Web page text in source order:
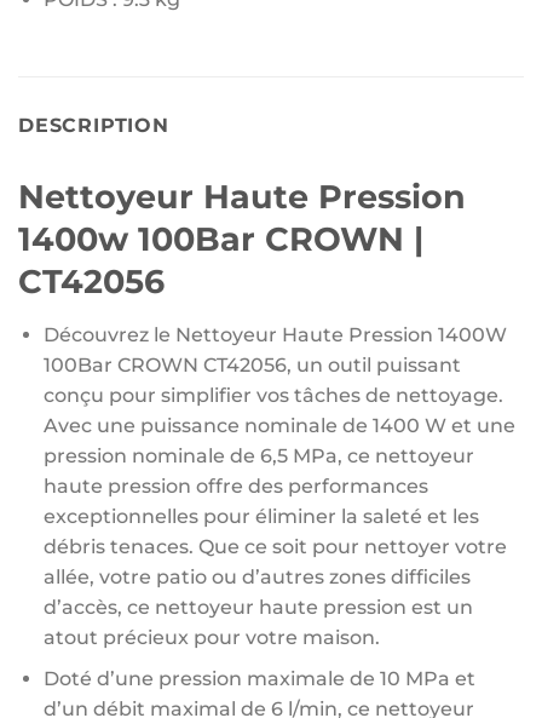
DESCRIPTION
Nettoyeur Haute Pression
1400w 100Bar CROWN |
CT42056
Découvrez le Nettoyeur Haute Pression 1400W
100Bar CROWN CT42056, un outil puissant
conçu pour simplifier vos tâches de nettoyage.
Avec une puissance nominale de 1400 W et une
pression nominale de 6,5 MPa, ce nettoyeur
haute pression offre des performances
exceptionnelles pour éliminer la saleté et les
débris tenaces. Que ce soit pour nettoyer votre
allée, votre patio ou d’autres zones difficiles
d’accès, ce nettoyeur haute pression est un
atout précieux pour votre maison.
Doté d’une pression maximale de 10 MPa et
d’un débit maximal de 6 l/min, ce nettoyeur